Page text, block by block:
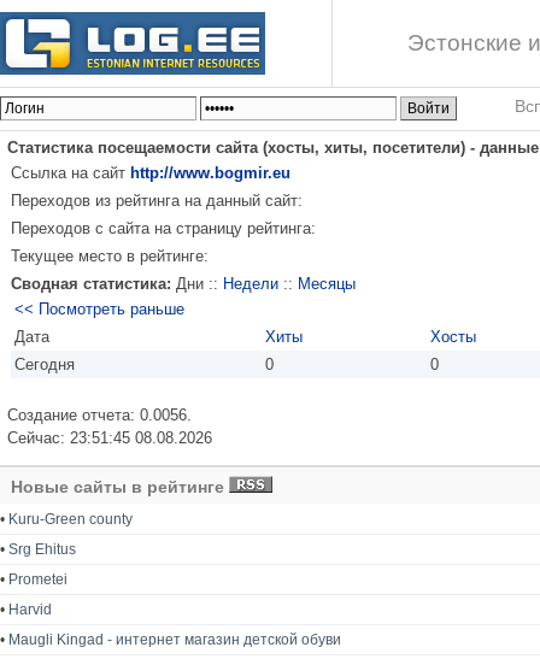
Эстонские
Статистика посещаемости сайта (хосты, хиты, посетители) -
Ссылка на сайт http://www.bogmir.eu
Переходов из рейтинга на данный сайт:
Переходов с сайта на страницу рейтинга:
Текущее место в рейтинге:
Сводная статистика: Дни :: Недели :: Месяцы
<< Посмотреть раньше
Дата
Хиты
Хосты
Сегодня
0 0
Создание отчета: 0.0056.
Сейчас: 23:51:45 08.08.2026
Новые сайты в рейтинге
• Kuru-Green county
• Srg Ehitus
• Prometei
• Harvid
• Maugli Kingad - интернет магазин детской обуви